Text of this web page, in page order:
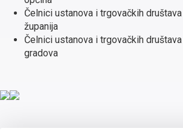
Čelnici ustanova i trgovačkih
županija
Čelnici ustanova i trgovačkih
gradova